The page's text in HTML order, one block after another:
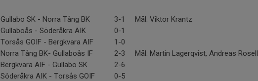
Gullabo SK - Norra Tång BK 3-1
Mål: Viktor Krantz
Gullaboås - Söderåkra AIK
0-1
Torsås GOIF - Bergkvara AIF
1-0
Norra Tång BK- Gullaboås IF
2-3
Mål: Martin Lagerqvist, Andreas Rosell
Bergkvara AIF - Gullabo SK
2-6
Söderåkra AIK - Torsås GOIF
0-5